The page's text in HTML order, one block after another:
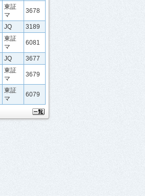
東証
マ
3678
JQ 3189
東証
マ
6081
JQ 3677
東証
マ
3679
東証
マ
6079